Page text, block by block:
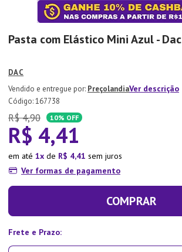
Pasta com Elástico Mini Azul - Dac
DAC
PreçolandiaVer descrição
:167738
R$ 4,90 10% OFF
R$ 4,41
em até 1 de R$ 4,41 sem juros
Ver formas de pagamento
COMPRAR
Xicara
10º Lixeira